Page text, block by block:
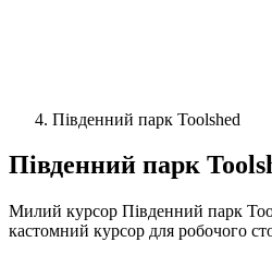
Південний парк Toolshed
Південний парк
Милий курсор Південний парк
кастомний курсор для робочого